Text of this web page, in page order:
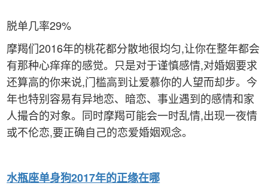
脱单几率29%
摩羯们2016年的桃花都分散地很均匀,让你在整年都会
有那种心痒痒的感觉。只是对于谨慎感情,对婚姻要求
还算高的你来说,门槛高到让爱慕你的人望而却步。今
年也特别容易有异地恋、暗恋、事业遇到的感情和家
人撮合的对象。同时摩羯可能会一时乱情,出现一夜情
或不伦恋,要正确自己的恋爱婚姻观念。
水瓶座单身狗2017年的正缘在哪